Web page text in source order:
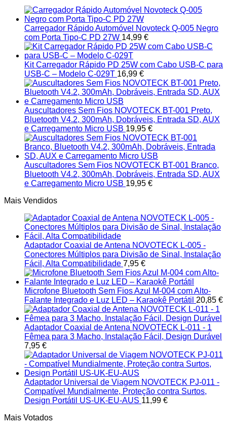
Carregador Rápido Automóvel Novoteck Q-005 Negro
com Porta Tipo-C PD 27W 14,99 €
Kit Carregador Rápido PD 25W com Cabo USB-C para
USB-C – Modelo C-029T 16,99 €
Auscultadores Sem Fios NOVOTECK BT-001 Preto,
Bluetooth V4.2, 300mAh, Dobráveis, Entrada SD, AUX
e Carregamento Micro USB 19,95 €
Auscultadores Sem Fios NOVOTECK BT-001 Branco,
Bluetooth V4.2, 300mAh, Dobráveis, Entrada SD, AUX
e Carregamento Micro USB 19,95 €
Mais Vendidos
Adaptador Coaxial de Antena NOVOTECK L-005 -
Conectores Múltiplos para Divisão de Sinal, Instalação
Fácil, Alta Compatibilidade 7,95 €
Microfone Bluetooth Sem Fios Azul M-004 com Alto-
Falante Integrado e Luz LED – Karaokê Portátil 20,85 €
Adaptador Coaxial de Antena NOVOTECK L-011 - 1
Fêmea para 3 Macho, Instalação Fácil, Design Durável
7,95 €
Adaptador Universal de Viagem NOVOTECK PJ-011 -
Compatível Mundialmente, Proteção contra Surtos,
Design Portátil US-UK-EU-AUS 11,99 €
Mais Votados